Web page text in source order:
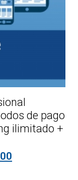
de pago
ilimitado +
original era: S/